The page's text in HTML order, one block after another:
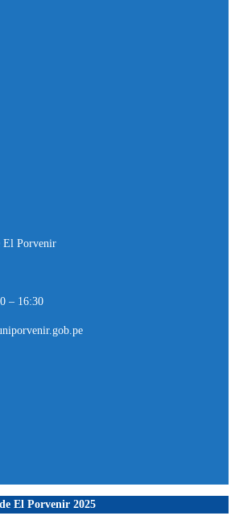
El Porvenir
– 16:30
El Porvenir 2025